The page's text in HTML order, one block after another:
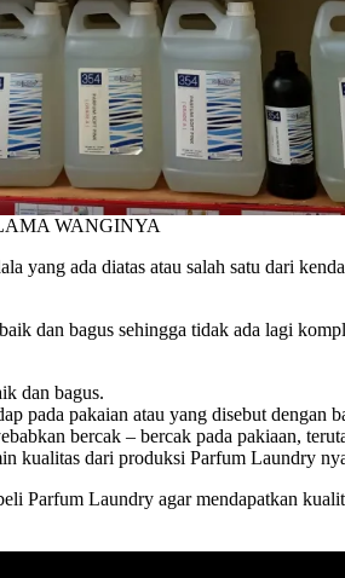
WANGINYA
yang ada diatas atau salah satu dari
dan bagus sehingga tidak ada lagi
dan bagus.
pada pakaian atau yang disebut dengan
bercak – bercak pada pakiaan,
kualitas dari produksi Parfum Laundry
Parfum Laundry agar mendapatkan